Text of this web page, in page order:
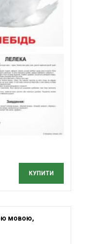
КУПИТИ
мовою,